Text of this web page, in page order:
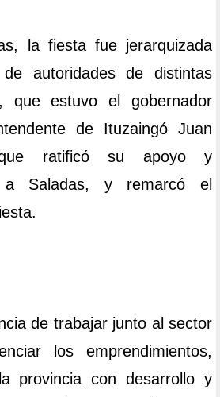
la fiesta fue jerarquizada
autoridades de distintas
que estuvo el gobernador
de Ituzaingó Juan
ratificó su apoyo y
a Saladas, y remarcó el
de trabajar junto al sector
los emprendimientos,
provincia con desarrollo y